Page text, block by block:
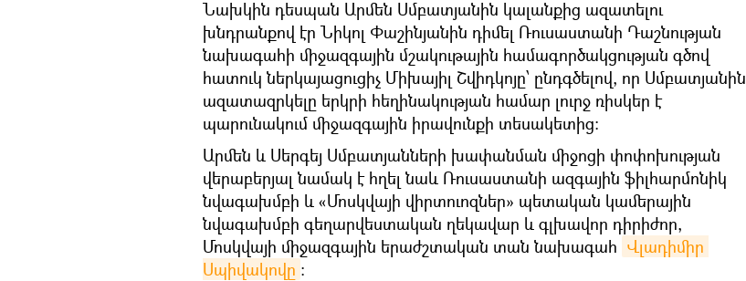
Նախկին դեսպան Արմեն Սմբատյանին կալանքից ազատելու
խնդրանքով էր Նիկոլ Փաշինյանին դիմել Ռուսաստանի Դաշնության
նախագահի միջազգային մշակութային համագործակցության գծով
հատուկ ներկայացուցիչ Միխայիլ Շվիդկոյը՝ ընդգծելով, որ Սմբատյանին
ազատազրկելը երկրի հեղինակության համար լուրջ ռիսկեր է
պարունակում միջազգային իրավունքի տեսակետից։
Արմեն և Սերգեյ Սմբատյանների խափանման միջոցի փոփոխության
վերաբերյալ նամակ է հղել նաև Ռուսաստանի ազգային ֆիլհարմոնիկ
նվագախմբի և «Մոսկվայի վիրտուոզներ» պետական կամերային
նվագախմբի գեղարվեստական ղեկավար և գլխավոր դիրիժոր,
Մոսկվայի միջազգային երաժշտական տան նախագահ Վլադիմիր
Սպիվակովը ։